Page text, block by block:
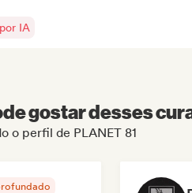
IA
gostar desses
o perfil de PLANET 81